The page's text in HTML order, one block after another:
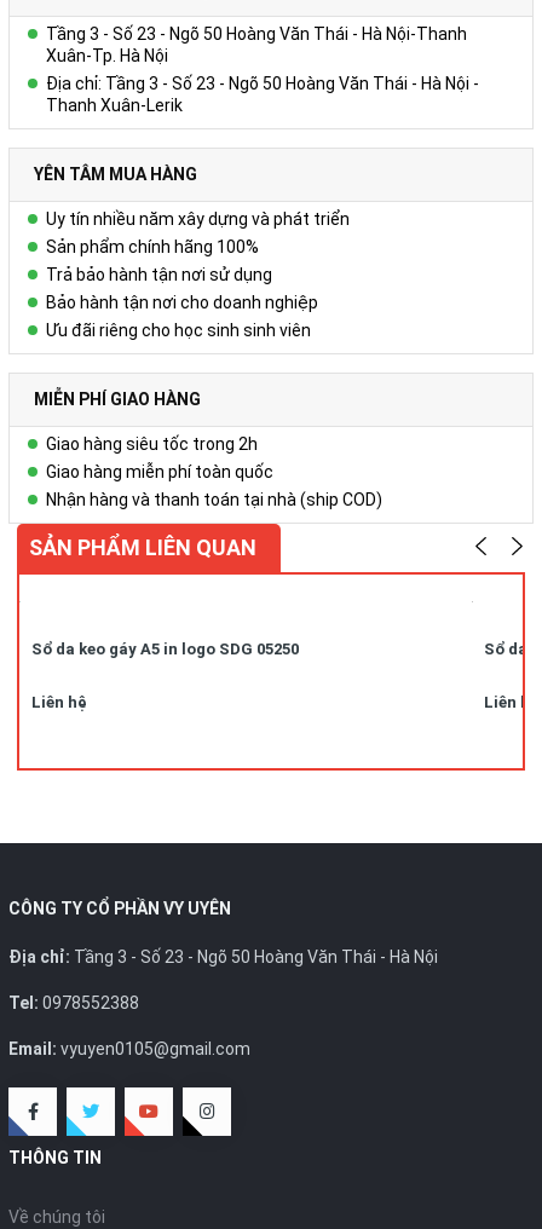
Liên hệ
+ Kích thước: A4, A5...
+ Bìa cứng, màu sắc phong phú
+ Các trang viết: Gồm 180-200 trang, in 4 màu theo yêu cầu.
Để biết thêm chi tiết, xin liên hệ:
Công ty Cổ phần Vy Uyên
DC: Số 23, ngõ 50 Hoàng Văn Thái, Khương Mai, Thanh Xuân, Hà
Nội
Hotline/zalo : 0978.552.388 ( Ms Uyên)
Tầng 3 - Số 23 - Ngõ 50 Hoàng Văn Thái - Hà Nội-Thanh
Xuân-Tp. Hà Nội
Địa chỉ: Tầng 3 - Số 23 - Ngõ 50 Hoàng Văn Thái - Hà Nội -
Thanh Xuân-Lerik
YÊN TÂM MUA HÀNG
Uy tín nhiều năm xây dựng và phát triển
Sản phẩm chính hãng 100%
Trả bảo hành tận nơi sử dụng
Bảo hành tận nơi cho doanh nghiệp
Ưu đãi riêng cho học sinh sinh viên
MIỄN PHÍ GIAO HÀNG
Giao hàng siêu tốc trong 2h
Giao hàng miễn phí toàn quốc
Nhận hàng và thanh toán tại nhà (ship COD)
SẢN PHẨM LIÊN QUAN
Sổ da keo gáy A5 in logo SDG 05250
Liên hệ
Sổ da
Liên hệ
CÔNG TY CỔ PHẦN VY UYÊN
Địa chỉ: Tầng 3 - Số 23 - Ngõ 50 Hoàng Văn Thái - Hà Nội
Tel: 0978552388
Email: vyuyen0105@gmail.com
THÔNG TIN
Về chúng tôi